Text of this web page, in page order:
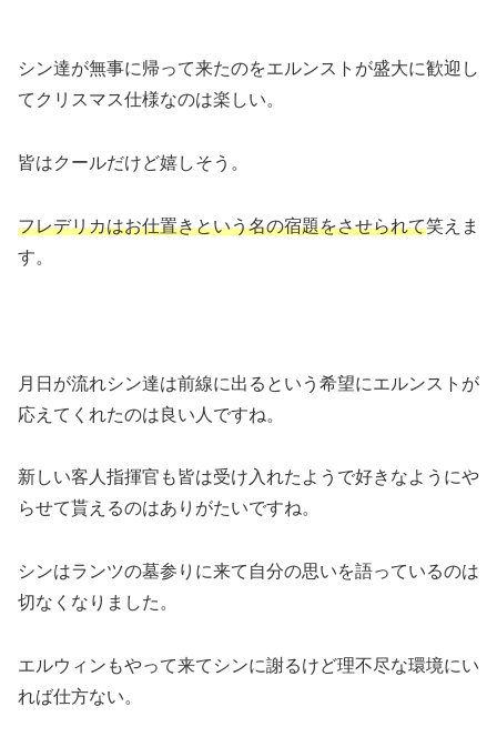
シン達が無事に帰って来たのをエルンストが盛大に歓迎し
てクリスマス仕様なのは楽しい。
皆はクールだけど嬉しそう。
フレデリカはお仕置きという名の宿題をさせられて笑えま
す。
月日が流れシン達は前線に出るという希望にエルンストが
応えてくれたのは良い人ですね。
新しい客人指揮官も皆は受け入れたようで好きなようにや
らせて貰えるのはありがたいですね。
シンはランツの墓参りに来て自分の思いを語っているのは
切なくなりました。
エルウィンもやって来てシンに謝るけど理不尽な環境にい
れば仕方ない。